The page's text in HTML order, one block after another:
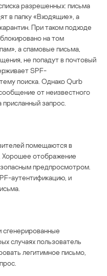
разрешенных: письма
в папку «Входящие», а
При таком подходе
на том
а спамовые письма,
не попадут в почтовый
SPF-
поиска. Однако Qurb
от неизвестного
запрос.
помещаются в
Хорошее отображение
предпросмотром.
аутентификацию, и
сгенерированные
случаях пользователь
легитимное письмо,